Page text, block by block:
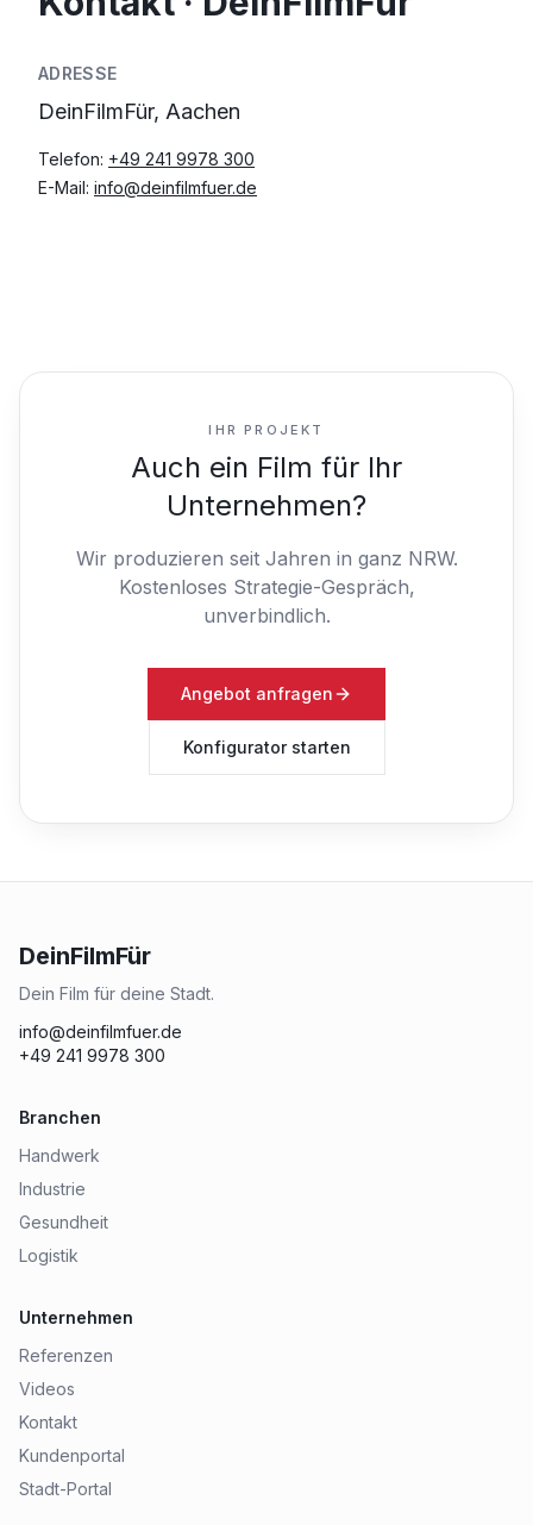
ADRESSE
DeinFilmFür, Aachen
Telefon: +49 241 9978 300
E-Mail: info@deinfilmfuer.de
IHR PROJEKT
Auch ein Film für Ihr
Unternehmen?
Wir produzieren seit Jahren in ganz NRW.
Kostenloses Strategie-Gespräch,
unverbindlich.
Angebot anfragen
Konfigurator starten
DeinFilmFür
Dein Film für deine Stadt.
info@deinfilmfuer.de
+49 241 9978 300
Branchen
Handwerk
Industrie
Gesundheit
Logistik
Unternehmen
Referenzen
Videos
Kontakt
Kundenportal
Stadt-Portal